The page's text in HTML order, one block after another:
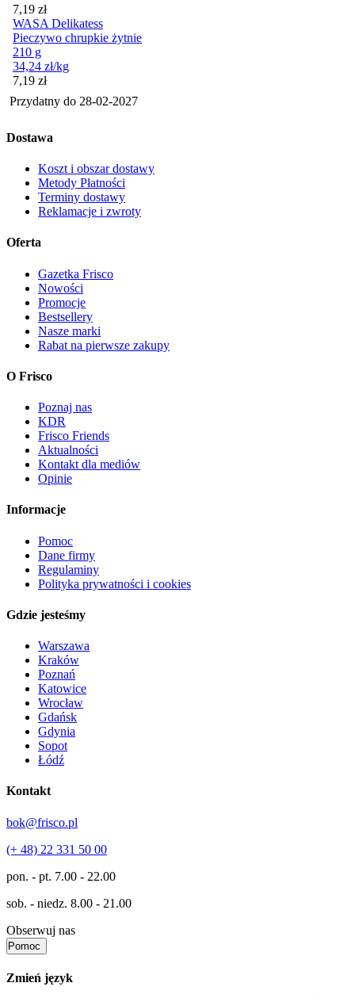
Cena
7,19 zł
WASA Delikatess
Pieczywo chrupkie żytnie
210 g
34,24 zł/kg
Cena
7,19 zł
Przydatny do 28-02-2027
Dostawa
Koszt i obszar dostawy
Metody Płatności
Terminy dostawy
Reklamacje i zwroty
Oferta
Gazetka Frisco
Nowości
Promocje
Bestsellery
Nasze marki
Rabat na pierwsze zakupy
O Frisco
Poznaj nas
KDR
Frisco Friends
Aktualności
Kontakt dla mediów
Opinie
Informacje
Pomoc
Dane firmy
Regulaminy
Polityka prywatności i cookies
Gdzie jesteśmy
Warszawa
Kraków
Poznań
Katowice
Wrocław
Gdańsk
Gdynia
Sopot
Łódź
Kontakt
bok@frisco.pl
(+ 48) 22 331 50 00
pon. - pt. 7.00 - 22.00
sob. - niedz. 8.00 - 21.00
Obserwuj nas
Pomoc
Zmień język